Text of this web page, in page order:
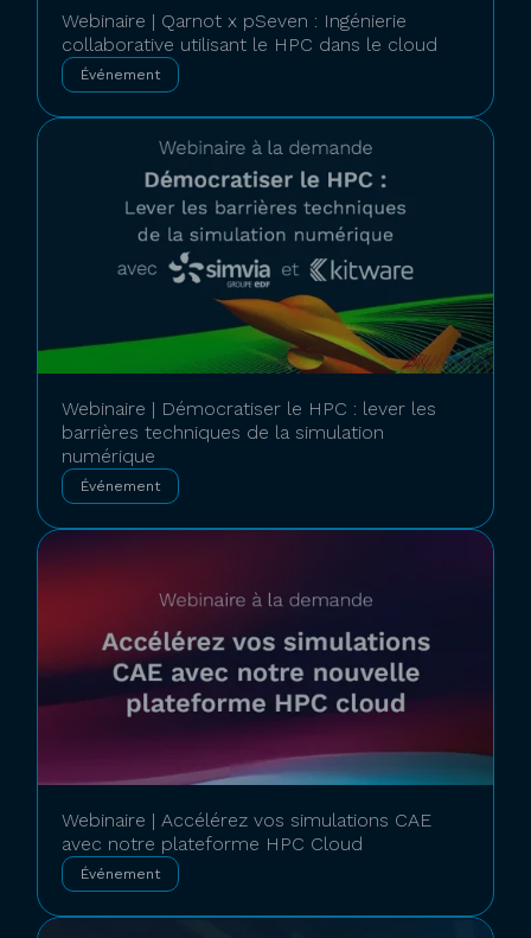
Webinaire | Qarnot x pSeven : Ingénierie
collaborative utilisant le HPC dans le cloud
Événement
Webinaire | Démocratiser le HPC : lever les
barrières techniques de la simulation
numérique
Événement
Webinaire | Accélérez vos simulations CAE
avec notre plateforme HPC Cloud
Événement